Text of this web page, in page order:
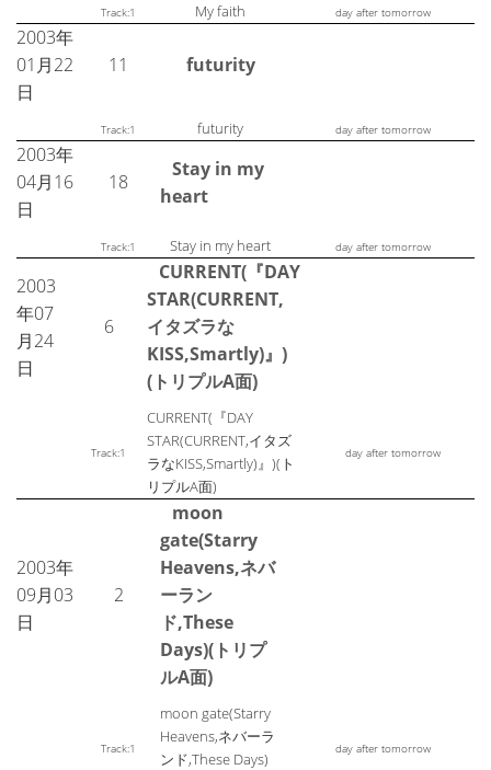
Track:1 My faith day after tomorrow
2003年
01月22
日
11 futurity
Track:1 futurity day after tomorrow
2003年
04月16
日
18
Stay in my
heart
Track:1 Stay in my heart day after tomorrow
2003
年07
月24
日
6
CURRENT(『DAY
STAR(CURRENT,
イタズラな
KISS,Smartly)』)
(トリプルA面)
Track:1
CURRENT(『DAY
STAR(CURRENT,イタズ
ラなKISS,Smartly)』)(ト
リプルA面)
day after tomorrow
2003年
09月03
日
2
moon
gate(Starry
Heavens,ネバ
ーラン
ド,These
Days)(トリプ
ルA面)
Track:1
moon gate(Starry
Heavens,ネバーラ
ンド,These Days)
day after tomorrow